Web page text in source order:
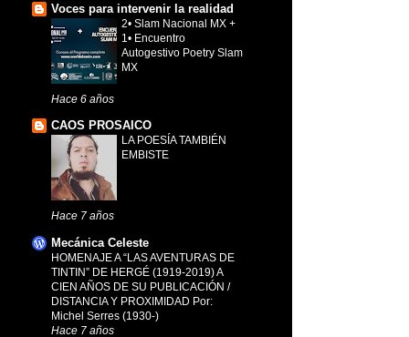
Voces para intervenir la realidad
2• Slam Nacional MX +
1• Encuentro
Autogestivo Poetry Slam
MX
Hace 6 años
CAOS PROSAICO
LA POESÍA TAMBIÉN
EMBISTE
Hace 7 años
Mecánica Celeste
HOMENAJE A “LAS AVENTURAS DE
TINTIN” DE HERGÉ (1919-2019) A
CIEN AÑOS DE SU PUBLICACIÓN /
DISTANCIA Y PROXIMIDAD Por:
Michel Serres (1930-)
Hace 7 años